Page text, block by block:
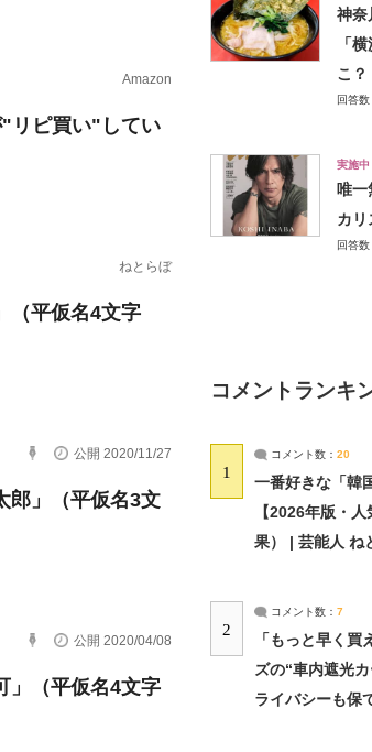
Amazon
"リピ買い"してい
ねとらぼ
（平仮名4文字
公開 2020/11/27
郎」（平仮名3文
公開 2020/04/08
」（平仮名4文字
神奈
「
こ？
回答
実施中
唯
カリ
回答
コメントランキ
1
コメント数： 20
一番好きな「韓
【2026年版・
果） | 芸能人 ね
2
コメント数： 7
「もっと早く
ズの“車内遮光
ライバシーも保